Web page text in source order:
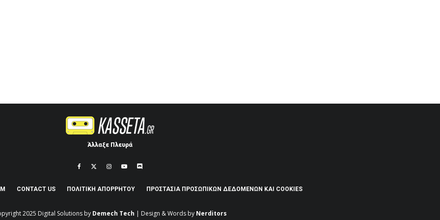
Άλλαξε Πλευρά
CONTACT US ΠΟΛΙΤΙΚΉ ΑΠΟΡΡΉΤΟΥ ΠΡΟΣΤΑΣΊΑ ΠΡΟΣΩΠΙΚΏΝ ΔΕΔΟΜΈΝΩΝ ΚΑΙ COOKIES
2025 Digital Solutions by Demech Tech | Design & Words by Nerditors